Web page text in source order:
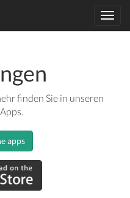
finden Sie in unseren
apps